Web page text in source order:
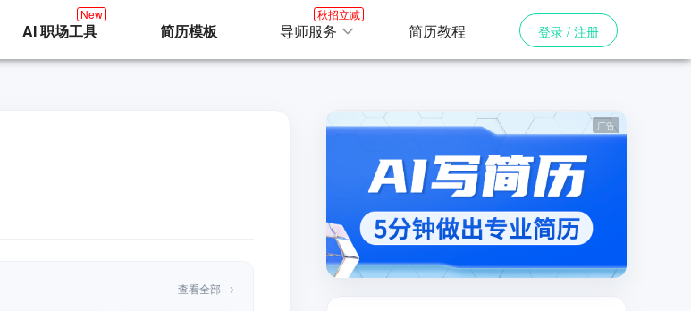
AI 职场工具
New
简历模板 导师服务
秋招立减
简历教程 登录 / 注册
查看全部